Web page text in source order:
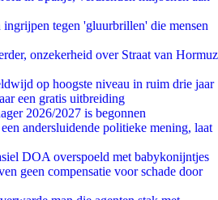
tegen 'gluurbrillen' die mensen
onzekerheid over Straat van Hormuz
op hoogste niveau in ruim drie jaar
een gratis uitbreiding
2026/2027 is begonnen
andersluidende politieke mening, laat
DOA overspoeld met babykonijntjes
geen compensatie voor schade door